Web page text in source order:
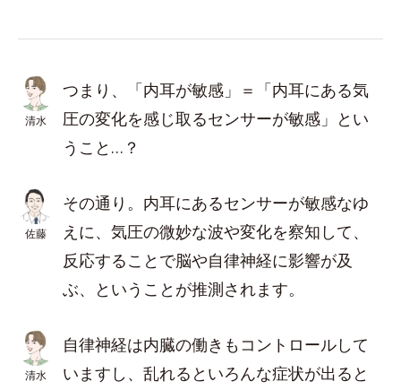
清水
つまり、「内耳が敏感」＝「内耳にある気
圧の変化を感じ取るセンサーが敏感」とい
うこと…？
佐藤
その通り。内耳にあるセンサーが敏感なゆ
えに、気圧の微妙な波や変化を察知して、
反応することで脳や自律神経に影響が及
ぶ、ということが推測されます。
清水
自律神経は内臓の働きもコントロールして
いますし、乱れるといろんな症状が出ると